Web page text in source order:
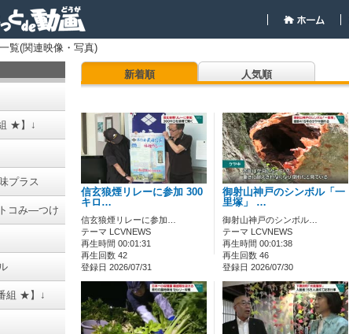
覧(関連映像・写真)
★】↓
プラス
コみ―つけ
組 ★】↓
新着順
人気順
信玄狼煙リレーに参加 300
キロ…
信玄狼煙リレーに参加…
テーマ LCVNEWS
再生時間 00:01:31
再生回数 42
登録日 2026/07/31
御射山神戸のシンボル「一
里塚」 …
御射山神戸のシンボル…
テーマ LCVNEWS
再生時間 00:01:38
再生回数 46
登録日 2026/07/30